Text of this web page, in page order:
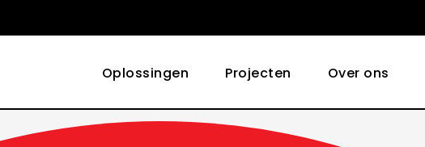
Oplossingen Projecten Over ons